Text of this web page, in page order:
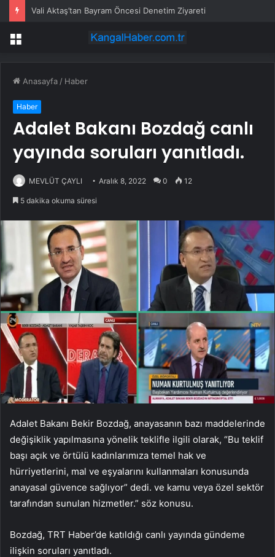
Vali Aktaş’tan Bayram Öncesi Denetim Ziyareti
Menü
Anasayfa / Haber
Haber
Adalet Bakanı Bozdağ canlı
yayında soruları yanıtladı.
MEVLÜT ÇAYLI Aralık 8, 2022 0 12
5 dakika okuma süresi
Adalet Bakanı Bekir Bozdağ, anayasanın bazı maddelerinde
değişiklik yapılmasına yönelik teklifle ilgili olarak, “Bu teklif
başı açık ve örtülü kadınlarımıza temel hak ve
hürriyetlerini, mal ve eşyalarını kullanmaları konusunda
anayasal güvence sağlıyor” dedi. ve kamu veya özel sektör
tarafından sunulan hizmetler.” söz konusu.
Bozdağ, TRT Haber’de katıldığı canlı yayında gündeme
ilişkin soruları yanıtladı.